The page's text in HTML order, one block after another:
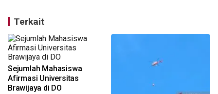
Terkait
Sejumlah Mahasiswa
Afirmasi Universitas
Brawijaya di DO